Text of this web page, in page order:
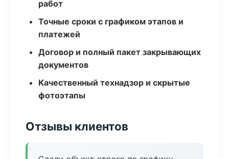
работ
Точные сроки с графиком этапов и
платежей
Договор и полный пакет закрывающих
документов
Качественный технадзор и скрытые
фотоэтапы
Отзывы клиентов